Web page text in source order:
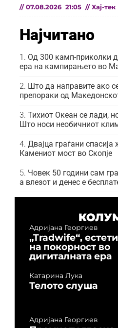
// 07.08.2026 21:05 // Хај-тек
Најчитано
Од 300 камп-приколки
ера на кампирањето во
Што да направите ако
препораки од
Тихиот Океан се лади,
Што носи необичниот
Двајца граѓани
Камениот мост во Скопје
Човек 50 години сам
а влезот и денес е
Адријана Георгиев
„Tradwife“,
на покорност во
дигиталната ера
Катарина Лука
Телото слуша
Адријана Георгиев